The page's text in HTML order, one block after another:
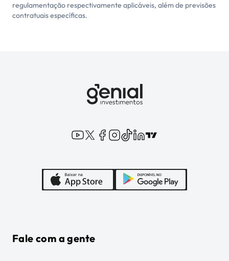
regulamentação respectivamente aplicáveis, além de previsões
contratuais específicas.
Fale com a gente